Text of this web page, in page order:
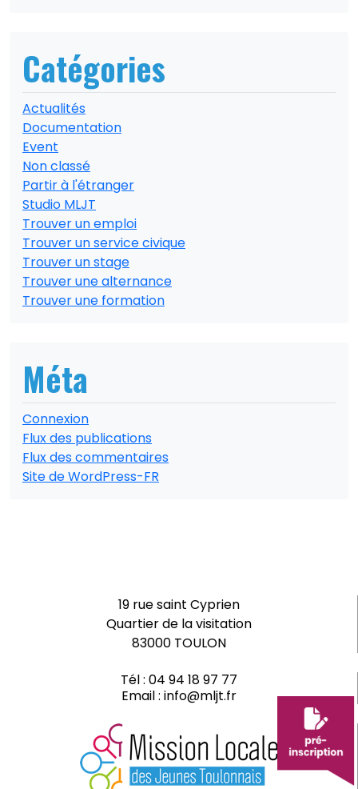
Catégories
Actualités
Documentation
Event
Non classé
Partir à l'étranger
Studio MLJT
Trouver un emploi
Trouver un service civique
Trouver un stage
Trouver une alternance
Trouver une formation
Méta
Connexion
Flux des publications
Flux des commentaires
Site de WordPress-FR
19 rue saint Cyprien
Quartier de la visitation
83000 TOULON
Tél : 04 94 18 97 77
Email : info@mljt.fr